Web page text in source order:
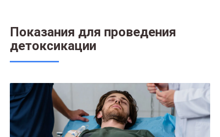
Показания для проведения
детоксикации